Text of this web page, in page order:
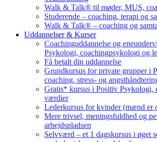
Walk & Talk® til møder, MUS,
Studerende – coaching, terapi og
Walk & Talk® – coaching og
Uddannelser & Kurser
Coachinguddannelse og
Psykologi, coachingpsykologi og
Få betalt din uddannelse
Grundkursus for private grupper i
coaching, stress- og
Gratis* kursus i Positiv Psykologi,
værdier
Lederkursus for kvinder (mænd er
Mere trivsel, meningsfuldhed og
arbejdspladsen
Selvværd – et 1 dagskursus i øget